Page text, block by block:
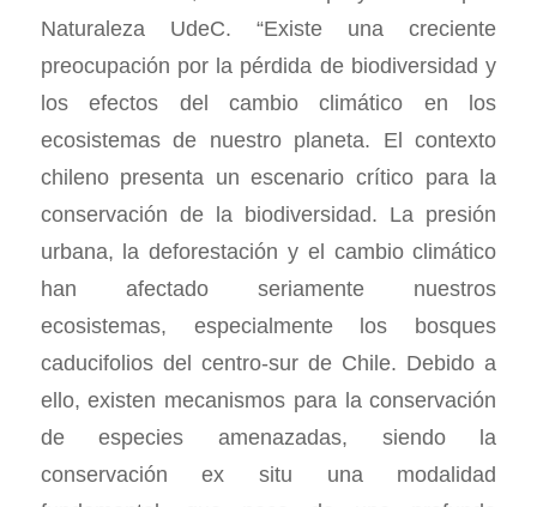
Naturaleza UdeC. “Existe una creciente
preocupación por la pérdida de biodiversidad y
los efectos del cambio climático en los
ecosistemas de nuestro planeta. El contexto
chileno presenta un escenario crítico para la
conservación de la biodiversidad. La presión
urbana, la deforestación y el cambio climático
han afectado seriamente nuestros
ecosistemas, especialmente los bosques
caducifolios del centro-sur de Chile. Debido a
ello, existen mecanismos para la conservación
de especies amenazadas, siendo la
conservación ex situ una modalidad